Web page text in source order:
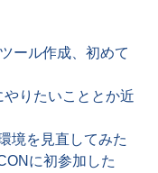
ール作成、初めて
りたいこととか近
境を見直してみた
に初参加した